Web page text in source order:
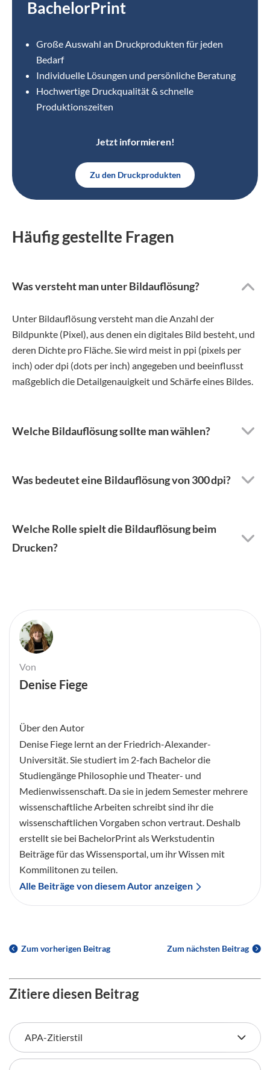
BachelorPrint
Große Auswahl an Druckprodukten für jeden
Bedarf
Individuelle Lösungen und persönliche Beratung
Hochwertige Druckqualität & schnelle
Produktionszeiten
Jetzt informieren!
Zu den Druckprodukten
Häufig gestellte Fragen
Was versteht man unter Bildauflösung?
Unter Bildauflösung versteht man die Anzahl der
Bildpunkte (Pixel), aus denen ein digitales Bild besteht, und
deren Dichte pro Fläche. Sie wird meist in ppi (pixels per
inch) oder dpi (dots per inch) angegeben und beeinflusst
maßgeblich die Detailgenauigkeit und Schärfe eines Bildes.
Welche Bildauflösung sollte man wählen?
Was bedeutet eine Bildauflösung von 300 dpi?
Welche Rolle spielt die Bildauflösung beim
Drucken?
Von
Denise Fiege
Über den Autor
Denise Fiege lernt an der Friedrich-Alexander-
Universität. Sie studiert im 2-fach Bachelor die
Studiengänge Philosophie und Theater- und
Medienwissenschaft. Da sie in jedem Semester mehrere
wissenschaftliche Arbeiten schreibt sind ihr die
wissenschaftlichen Vorgaben schon vertraut. Deshalb
erstellt sie bei BachelorPrint als Werkstudentin
Beiträge für das Wissensportal, um ihr Wissen mit
Kommilitonen zu teilen.
Alle Beiträge von diesem Autor anzeigen
Zum vorherigen Beitrag Zum nächsten Beitrag
Zitiere diesen Beitrag